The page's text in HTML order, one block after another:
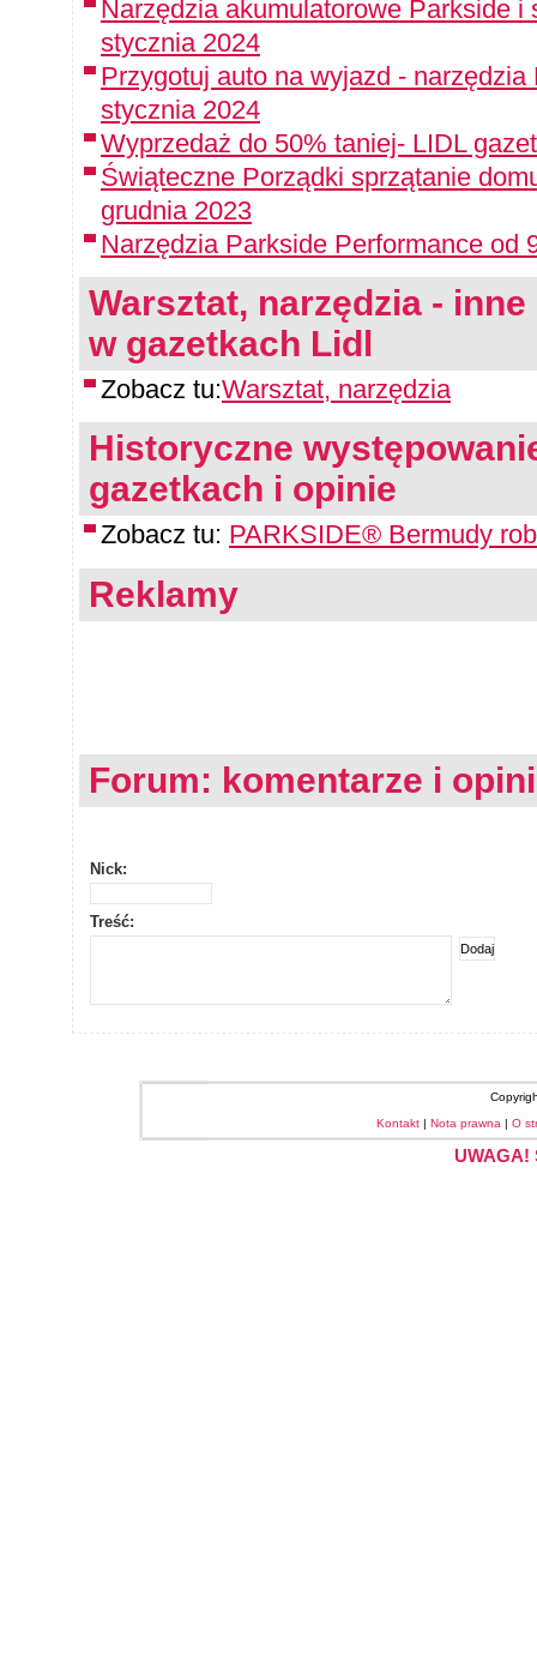
Narzędzia akumulatorowe Parkside
stycznia 2024
Przygotuj auto na wyjazd -
stycznia 2024
Wyprzedaż do 50% taniej- LIDL
Świąteczne Porządki sprzątanie
grudnia 2023
Narzędzia Parkside Performance od
Warsztat, narzędzia -
w gazetkach Lidl
Zobacz tu:Warsztat, narzędzia
Historyczne
gazetkach i opinie
Zobacz tu: PARKSIDE® Bermudy
Reklamy
Forum: komentarze i
Nick:
Treść:
Kontakt
Nota prawna O
UWAGA!